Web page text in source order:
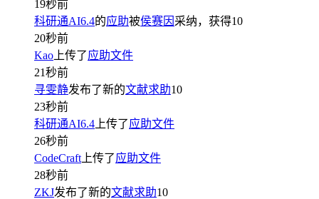
19秒前
科研通AI6.4的应助被侯赛因 采纳，获得10
20秒前
Kao 上传了应助文件
21秒前
寻雯静发布了新的文献求助10
23秒前
科研通AI6.4 上传了应助文件
26秒前
CodeCraft 上传了应助文件
28秒前
ZKJ发布了新的文献求助10